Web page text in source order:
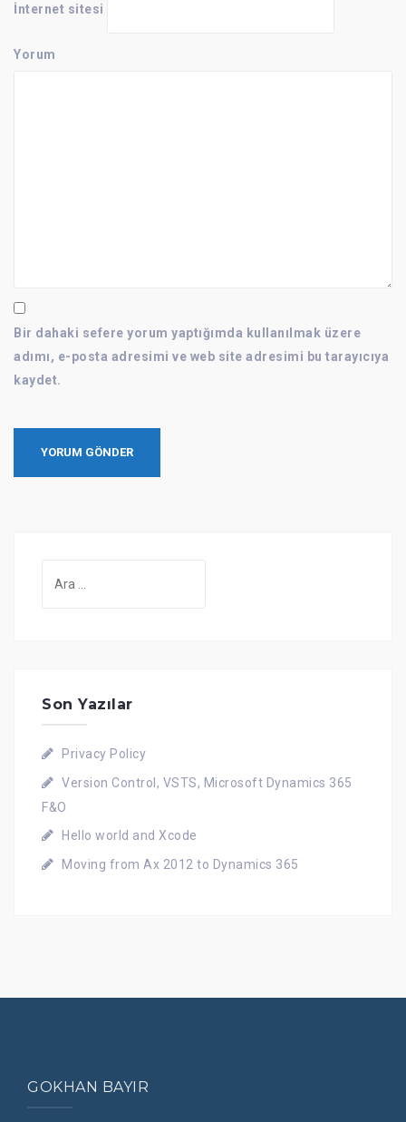
İnternet sitesi
Yorum
Bir dahaki sefere yorum yaptığımda kullanılmak üzere
adımı, e-posta adresimi ve web site adresimi bu tarayıcıya
kaydet.
Son Yazılar
Privacy Policy
Version Control, VSTS, Microsoft Dynamics 365
F&O
Hello world and Xcode
Moving from Ax 2012 to Dynamics 365
GOKHAN BAYIR